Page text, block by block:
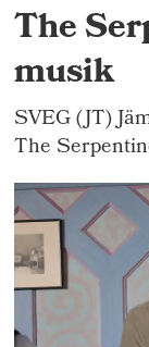
The
musik
SVEG (JT)
The